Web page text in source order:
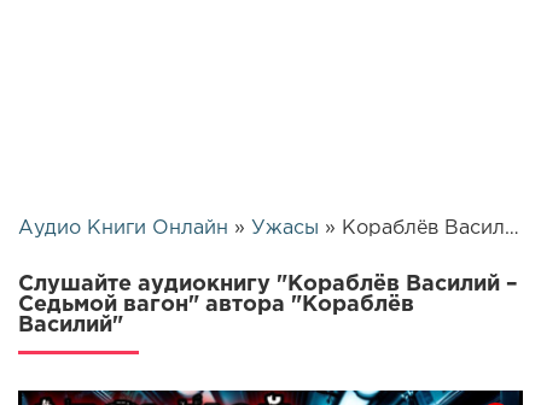
Аудио Книги Онлайн » Ужасы » Кораблёв Василий – Седьмой вагон | 26678
Слушайте аудиокнигу "Кораблёв Василий –
Седьмой вагон" автора "Кораблёв
Василий"